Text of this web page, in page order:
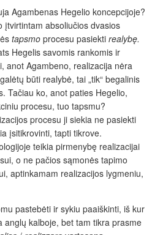
Agambenas Hegelio koncepcijoje?
įtvirtintam absoliučios dvasios
tapsmo procesu pasiekti realybę.
Hegelis savomis rankomis ir
anot Agambeno, realizacija nėra
būti realybė, tai „tik“ begalinis
Tačiau ko, anot paties Hegelio,
procesu, tuo tapsmu?
procesu ji siekia ne pasiekti
įsitikrovinti, tapti tikrove.
teikia pirmenybę realizacijai
o ne pačios sąmonės tapimo
aptinkamam realizacijos lygmeniu,
pastebėti ir sykiu paaiškinti, iš kur
anglų kalboje, bet tam tikra prasme